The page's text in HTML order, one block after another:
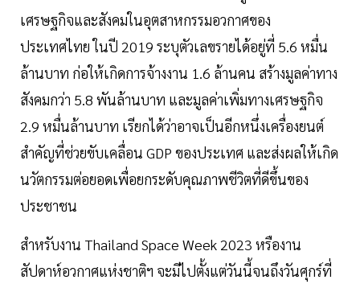
เศรษฐกิจและสังคมในอุตสาหกรรมอวกาศของ
ประเทศไทย ในปี 2019 ระบุตัวเลขรายได้อยู่ที่ 5.6 หมื่น
ล้านบาท ก่อให้เกิดการจ้างงาน 1.6 ล้านคน สร้างมูลค่าทาง
สังคมกว่า 5.8 พันล้านบาท และมูลค่าเพิ่มทางเศรษฐกิจ
2.9 หมื่นล้านบาท เรียกได้ว่าอาจเป็นอีกหนึ่งเครื่องยนต์
สำคัญที่ช่วยขับเคลื่อน GDP ของประเทศ และส่งผลให้เกิด
นวัตกรรมต่อยอดเพื่อยกระดับคุณภาพชีวิตที่ดีขึ้นของ
ประชาชน
สำหรับงาน Thailand Space Week 2023 หรืองาน
สัปดาห์อวกาศแห่งชาติฯ จะมีไปตั้งแต่วันนี้จนถึงวันศุกร์ที่